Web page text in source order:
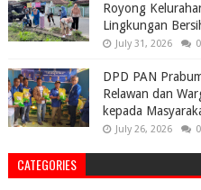
Royong
Lingkungan
July 31, 2026 0
DPD PAN
Relawan dan
kepada
July 26, 2026 0
CATEGORIES